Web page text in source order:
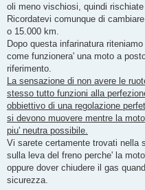
oli meno vischiosi, quindi
Ricordatevi comunque di
o 15.000 km.
Dopo questa infarinatura
come funzionera' una moto a
riferimento.
La sensazione di non avere le
stesso tutto funzioni alla
obbiettivo di una regolazione
si devono muovere mentre la
piu' neutra possibile.
Vi sarete certamente trovati nella
sulla leva del freno perche' la
oppure dover chiudere il gas
sicurezza.